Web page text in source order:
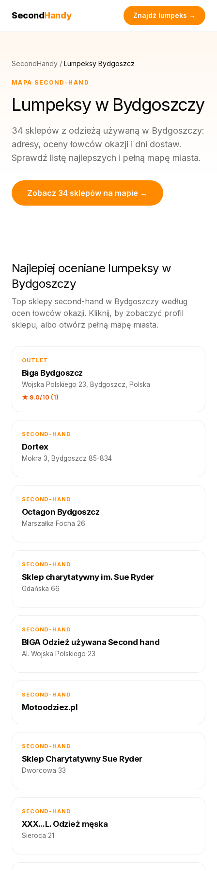
SecondHandy Znajdź lumpeks →
SecondHandy / Lumpeksy Bydgoszcz
MAPA SECOND-HAND
Lumpeksy w Bydgoszczy
34 sklepów z odzieżą używaną w Bydgoszczy:
adresy, oceny łowców okazji i dni dostaw.
Sprawdź listę najlepszych i pełną mapę miasta.
Zobacz 34 sklepów na mapie →
Najlepiej oceniane lumpeksy w
Bydgoszczy
Top sklepy second-hand w Bydgoszczy według
ocen łowców okazji. Kliknij, by zobaczyć profil
sklepu, albo otwórz pełną mapę miasta.
OUTLET
Biga Bydgoszcz
Wojska Polskiego 23, Bydgoszcz, Polska
★ 9.0/10 (1)
SECOND-HAND
Dortex
Mokra 3, Bydgoszcz 85-834
SECOND-HAND
Octagon Bydgoszcz
Marszałka Focha 26
SECOND-HAND
Sklep charytatywny im. Sue Ryder
Gdańska 66
SECOND-HAND
BIGA Odzież używana Second hand
Al. Wojska Polskiego 23
SECOND-HAND
Motoodziez.pl
SECOND-HAND
Sklep Charytatywny Sue Ryder
Dworcowa 33
SECOND-HAND
XXX...L. Odzież męska
Sieroca 21